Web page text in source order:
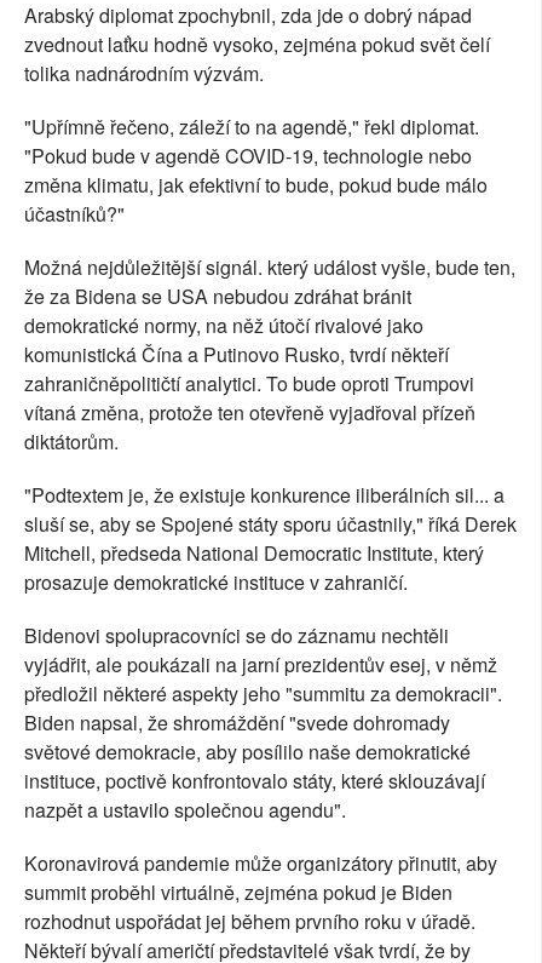
Arabský diplomat zpochybnil, zda jde o dobrý nápad
zvednout laťku hodně vysoko, zejména pokud svět čelí
tolika nadnárodním výzvám.
"Upřímně řečeno, záleží to na agendě," řekl diplomat.
"Pokud bude v agendě COVID-19, technologie nebo
změna klimatu, jak efektivní to bude, pokud bude málo
účastníků?"
Možná nejdůležitější signál. který událost vyšle, bude ten,
že za Bidena se USA nebudou zdráhat bránit
demokratické normy, na něž útočí rivalové jako
komunistická Čína a Putinovo Rusko, tvrdí někteří
zahraničněpolitičtí analytici. To bude oproti Trumpovi
vítaná změna, protože ten otevřeně vyjadřoval přízeň
diktátorům.
"Podtextem je, že existuje konkurence iliberálních sil... a
sluší se, aby se Spojené státy sporu účastnily," říká Derek
Mitchell, předseda National Democratic Institute, který
prosazuje demokratické instituce v zahraničí.
Bidenovi spolupracovníci se do záznamu nechtěli
vyjádřit, ale poukázali na jarní prezidentův esej, v němž
předložil některé aspekty jeho "summitu za demokracii".
Biden napsal, že shromáždění "svede dohromady
světové demokracie, aby posílilo naše demokratické
instituce, poctivě konfrontovalo státy, které sklouzávají
nazpět a ustavilo společnou agendu".
Koronavirová pandemie může organizátory přinutit, aby
summit proběhl virtuálně, zejména pokud je Biden
rozhodnut uspořádat jej během prvního roku v úřadě.
Někteří bývalí američtí představitelé však tvrdí, že by